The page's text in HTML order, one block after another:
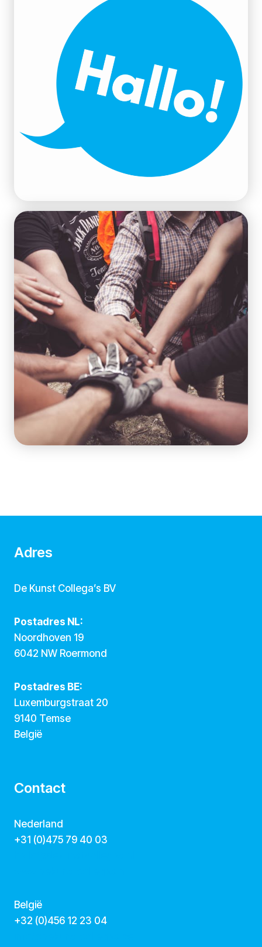
Adres
De Kunst Collega’s BV
Postadres NL:
Noordhoven 19
6042 NW Roermond
Postadres BE:
Luxemburgstraat 20
9140 Temse
België
Contact
Nederland
+31 (0)475 79 40 03
België
‭+32 (0)456 12 23 04‬